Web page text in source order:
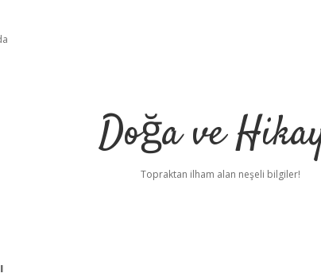
Doğa ve
Topraktan ilham alan neşeli bilgiler!